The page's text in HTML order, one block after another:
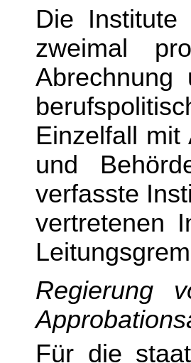
Die Institute
zweimal
Abrechnung
Einzelfall
und
verfasste
vertretenen
Regierung
Für die